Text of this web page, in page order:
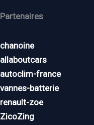
Partenaires
chanoine
allaboutcars
autoclim-france
vannes-batterie
renault-zoe
ZicoZing